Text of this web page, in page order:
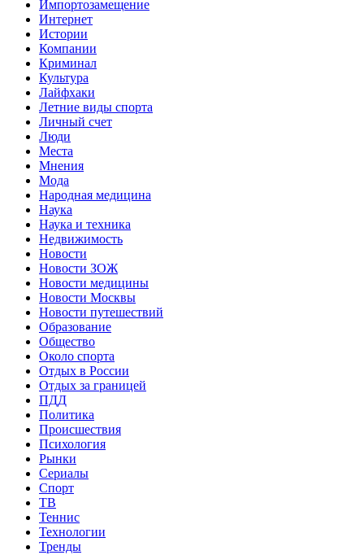
Импортозамещение
Интернет
Истории
Компании
Криминал
Культура
Лайфхаки
Летние виды спорта
Личный счет
Люди
Места
Мнения
Мода
Народная медицина
Наука
Наука и техника
Недвижимость
Новости
Новости ЗОЖ
Новости медицины
Новости Москвы
Новости путешествий
Образование
Общество
Около спорта
Отдых в России
Отдых за границей
ПДД
Политика
Происшествия
Психология
Рынки
Сериалы
Спорт
ТВ
Теннис
Технологии
Тренды